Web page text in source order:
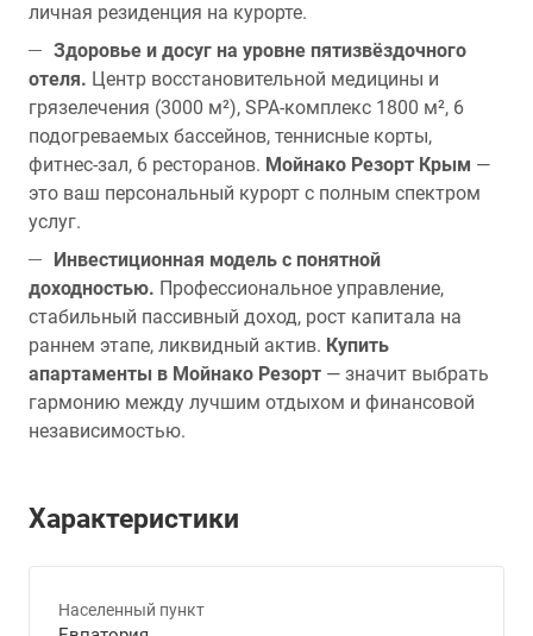
личная резиденция на курорте.
Здоровье и досуг на уровне пятизвёздочного
отеля. Центр восстановительной медицины и
грязелечения (3000 м²), SPA-комплекс 1800 м², 6
подогреваемых бассейнов, теннисные корты,
фитнес-зал, 6 ресторанов. Мойнако Резорт Крым —
это ваш персональный курорт с полным спектром
услуг.
Инвестиционная модель с понятной
доходностью. Профессиональное управление,
стабильный пассивный доход, рост капитала на
раннем этапе, ликвидный актив. Купить
апартаменты в Мойнако Резорт — значит выбрать
гармонию между лучшим отдыхом и финансовой
независимостью.
Характеристики
Населенный пункт